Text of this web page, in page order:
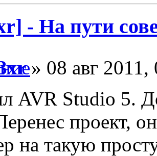
- На пути
» 08 авг 2011,
AVR Studio 5.
проект,
на такую